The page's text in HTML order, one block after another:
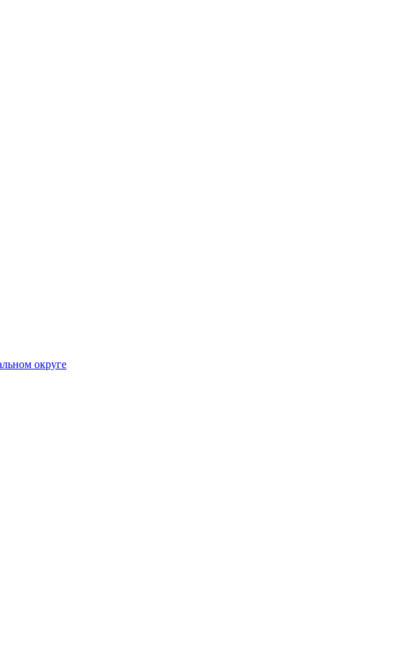
округе